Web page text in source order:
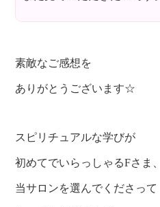
素敵なご感想を
ありがとうございます☆
スピリチュアルな学びが
初めてでいらっしゃるFさま、
当サロンを選んでくださって